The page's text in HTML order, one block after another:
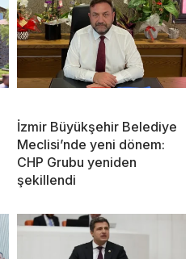
İzmir Büyükşehir Belediye
Meclisi’nde yeni dönem:
CHP Grubu yeniden
şekillendi